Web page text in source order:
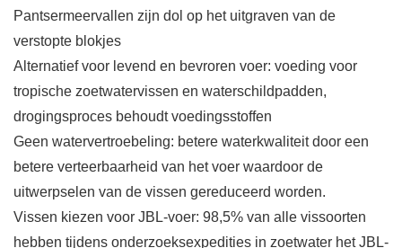
Pantsermeervallen zijn dol op het uitgraven van de
verstopte blokjes
Alternatief voor levend en bevroren voer: voeding voor
tropische zoetwatervissen en waterschildpadden,
drogingsproces behoudt voedingsstoffen
Geen watervertroebeling: betere waterkwaliteit door een
betere verteerbaarheid van het voer waardoor de
uitwerpselen van de vissen gereduceerd worden.
Vissen kiezen voor JBL-voer: 98,5% van alle vissoorten
hebben tijdens onderzoeksexpedities in zoetwater het JBL-